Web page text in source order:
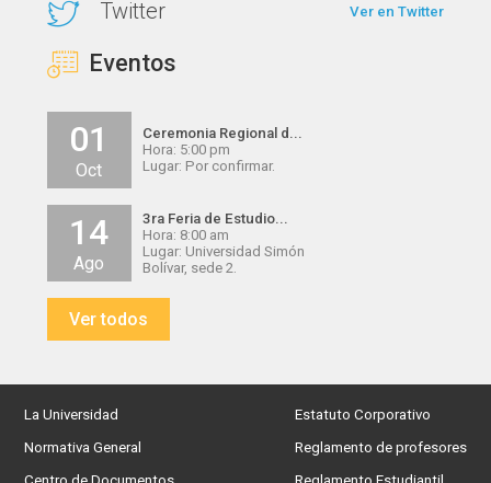
Twitter Ver en Twitter
Eventos
01
Oct
Ceremonia Regional d...
Hora: 5:00 pm
Lugar: Por confirmar.
14
Ago
3ra Feria de Estudio...
Hora: 8:00 am
Lugar: Universidad Simón
Bolívar, sede 2.
Ver todos
La Universidad
Normativa General
Estatuto Corporativo
Reglamento de profesores